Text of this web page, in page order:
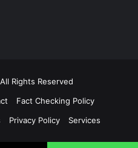
Rights Reserved
Fact Checking Policy
Privacy Policy Services